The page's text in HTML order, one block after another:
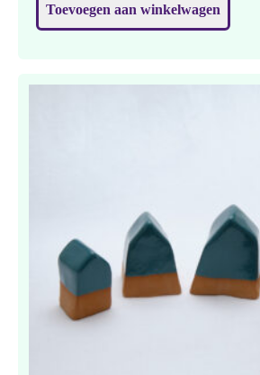
zonder nog mooier ? H: 25 cm, br:
Toevoegen aan winkelwagen